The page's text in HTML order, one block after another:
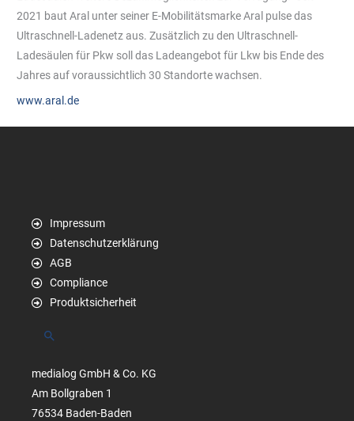
2021 baut Aral unter seiner E-Mobilitätsmarke Aral pulse das
Ultraschnell-Ladenetz aus. Zusätzlich zu den Ultraschnell-
Ladesäulen für Pkw soll das Ladeangebot für Lkw bis Ende des
Jahres auf voraussichtlich 30 Standorte wachsen.
www.aral.de
Impressum
Datenschutzerklärung
AGB
Compliance
Produktsicherheit
Suchen
medialog GmbH & Co. KG
Am Bollgraben 1
76534 Baden-Baden